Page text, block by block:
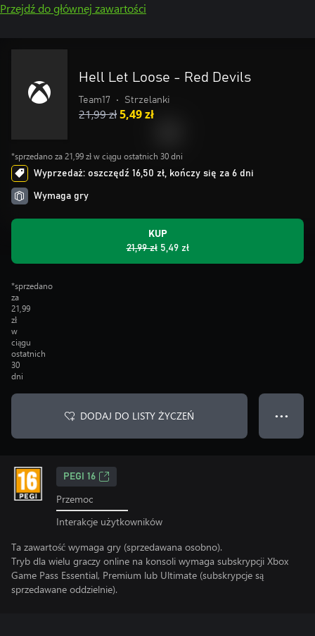
Przejdź do głównej zawartości
Hell Let Loose - Red Devils
Team17 • Strzelanki
21,99 zł5,49 zł
*sprzedano za 21,99 zł w ciągu ostatnich 30 dni
Wyprzedaż: oszczędź 16,50 zł, kończy się za 6 dni
Wymaga gry
KUP
21,99 zł 5,49 zł
*sprzedano
za
21,99
zł
w
ciągu
ostatnich
30
dni
DODAJ DO LISTY ŻYCZEŃ ● ● ●
PEGI 16
Przemoc
Interakcje użytkowników
Ta zawartość wymaga gry (sprzedawana osobno).
Tryb dla wielu graczy online na konsoli wymaga subskrypcji Xbox
Game Pass Essential, Premium lub Ultimate (subskrypcje są
sprzedawane oddzielnie).